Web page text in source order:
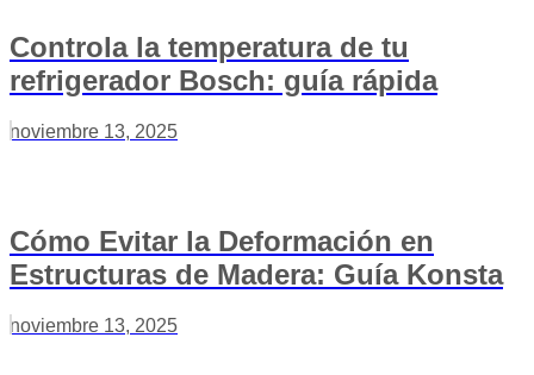
Controla la temperatura de tu
refrigerador Bosch: guía rápida
noviembre 13, 2025
Cómo Evitar la Deformación en
Estructuras de Madera: Guía Konsta
noviembre 13, 2025